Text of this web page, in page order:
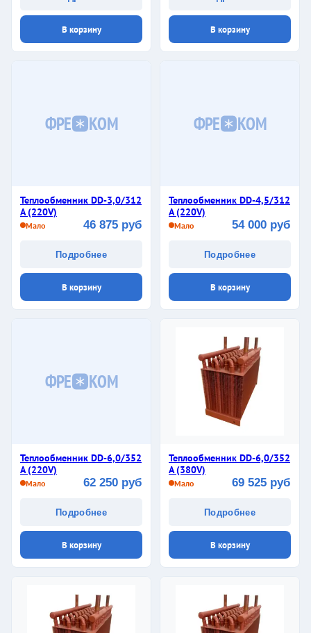
В корзину В корзину
ФРЕ КОМ
Теплообменник DD-3,0/312
A (220V)
Мало 46 875 руб
Подробнее
В корзину
ФРЕ КОМ
Теплообменник DD-4,5/312
A (220V)
Мало 54 000 руб
Подробнее
В корзину
ФРЕ КОМ
Теплообменник DD-6,0/352
A (220V)
Мало 62 250 руб
Подробнее
В корзину
Теплообменник DD-6,0/352
A (380V)
Мало 69 525 руб
Подробнее
В корзину